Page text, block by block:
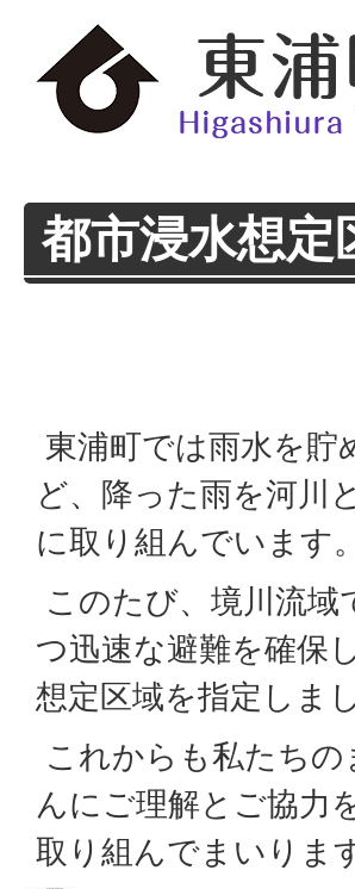
都市浸水想定
東浦町では雨水を貯
ど、降った雨を河川
に取り組んでいます。
このたび、境川流
つ迅速な避難を確保
想定区域を指定しまし
これからも私たち
んにご理解とご協力
取り組んでまいりま